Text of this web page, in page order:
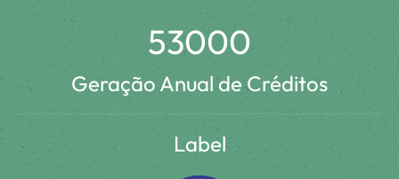
53000
Geração Anual de Créditos
Label